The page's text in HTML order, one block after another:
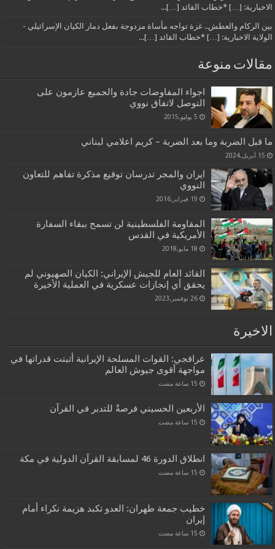
الاخبارية: […] *خطاب القائد […]...
بين الركام والعطش.. غزة تواجه مأساة مزدوجة بفعل دمار الكيان الإسرائيلي -
الولاية الاخبارية: […] *خطاب القائد […]...
مقالات منوعة
اجواء المفاوضات جادة والجميع عازمون على
التوصل لاتفاق نووي
5 يوليو,2015
ما قبل الضربة وما بعد الضربة – كريم اعلامي لبناني
15 أبريل,2024
ايران والمجر تدرسان توقيع مذكرة تفاهم للتعاون
النووي
19 فبراير,2016
المقاومة الفلسطينية لن تسمح ببقاء السفارة
الأمريكية في القدس
18 مايو,2018
القائد العام للجيش الإيراني: الكيان الصهيوني لم
يحقق أي إنجازات عسكرية في العملية الأخيرة
26 نوفمبر,2023
الاخيرة
عراقجي: القوات المسلحة الإيرانية أثبتت قدراتها في
مواجهة أقوى جيوش العالم
الأربعين الحسيني فرصةٌ للتدبر في القرآن
انطلاق الدورة 46 لمسابقة القرآن الدولية في مكة
خطيب جمعة طهران: العدو تكبد هزيمة نكراء أمام
إيران